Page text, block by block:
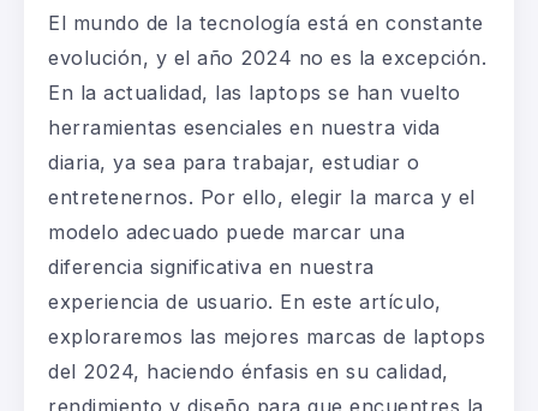
El mundo de la tecnología está en constante
evolución, y el año 2024 no es la excepción.
En la actualidad, las laptops se han vuelto
herramientas esenciales en nuestra vida
diaria, ya sea para trabajar, estudiar o
entretenernos. Por ello, elegir la marca y el
modelo adecuado puede marcar una
diferencia significativa en nuestra
experiencia de usuario. En este artículo,
exploraremos las mejores marcas de laptops
del 2024, haciendo énfasis en su calidad,
rendimiento y diseño para que encuentres la